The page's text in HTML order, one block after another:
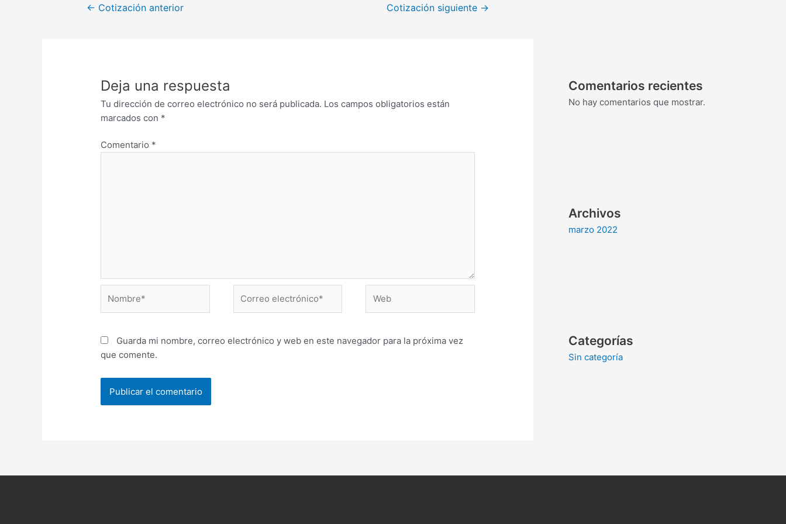
← Cotización anterior Cotización siguiente →
Deja una respuesta
Tu dirección de correo electrónico no será publicada. Los campos obligatorios están
marcados con *
Comentario *
electrónico*
Guarda mi nombre, correo electrónico y web en este navegador para la próxima vez
que comente.
Comentarios recientes
No hay comentarios que mostrar.
Archivos
marzo 2022
Categorías
Sin categoría